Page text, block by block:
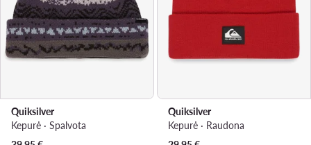
Quiksilver
Kepurė · Spalvota
Quiksilver
Kepurė · Raudona